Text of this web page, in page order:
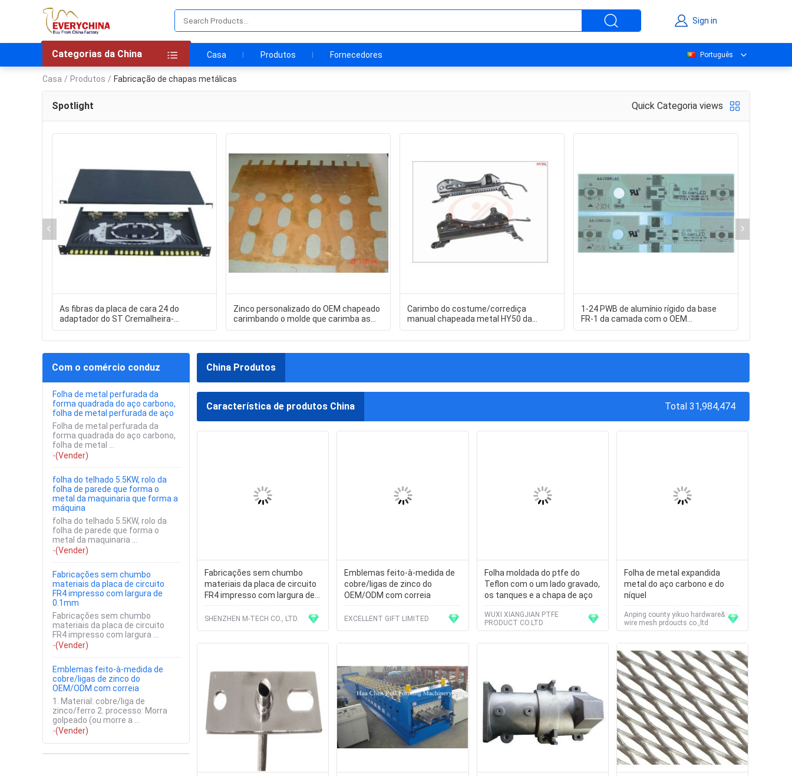
Sign in
Categorias da China Casa Produtos Fornecedores Português
Casa / Produtos / Fabricação de chapas metálicas
Spotlight Quick Categoria views
As fibras da placa de cara 24 do
adaptador do ST Cremalheira-
montaram a chapa de aço de
laminação preta de caixa terminal da
Zinco personalizado do OEM chapeado
carimbando o molde que carimba as
peças para a peça do hardware
Carimbo do costume/corrediça
manual chapeada metal HY50 da
cereja QQ auto Seat
1-24 PWB de alumínio rígido da base
FR-1 da camada com o OEM
instantâneo do revestimento do ouro
Com o comércio conduz
Folha de metal perfurada da
forma quadrada do aço carbono,
folha de metal perfurada de aço
Folha de metal perfurada da
forma quadrada do aço carbono,
folha de metal ...
-(Vender)
folha do telhado 5.5KW, rolo da
folha de parede que forma o
metal da maquinaria que forma a
máquina
folha do telhado 5.5KW, rolo da
folha de parede que forma o
metal da maquinaria ...
-(Vender)
Fabricações sem chumbo
materiais da placa de circuito
FR4 impresso com largura de
0.1mm
Fabricações sem chumbo
materiais da placa de circuito
FR4 impresso com largura ...
-(Vender)
Emblemas feito-à-medida de
cobre/ligas de zinco do
OEM/ODM com correia
1. Material: cobre/liga de
zinco/ferro 2. processo: Morra
golpeado (ou morre a ...
-(Vender)
China Produtos
Característica de produtos China Total 31,984,474
Fabricações sem chumbo
materiais da placa de circuito
FR4 impresso com largura de
0.1mm
SHENZHEN M-TECH CO., LTD.
Emblemas feito-à-medida de
cobre/ligas de zinco do
OEM/ODM com correia
EXCELLENT GIFT LIMITED
Folha moldada do ptfe do
Teflon com o um lado gravado,
os tanques e a chapa de aço
WUXI XIANGJIAN PTFE
PRODUCT CO.LTD
Folha de metal expandida
metal do aço carbono e do
níquel
Anping county yikuo hardware&
wire mesh prdoucts co.,ltd